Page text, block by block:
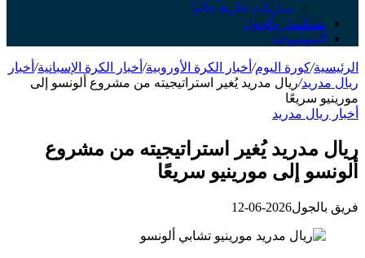
مباريات جارية حالياً
مسلسل بالجول
الموسوعة
الرئيسية/كورة اليوم/ أخبار الكرة الأوروبية/ أخبار الكرة الإسبانية/ أخبار
ريال مدريد/ريال مدريد يُغير استراتيجيته من مشروع ألونسو إلى
مورينيو سريعًا
أخبار ريال مدريد
ريال مدريد يُغير استراتيجيته من مشروع
ألونسو إلى مورينيو سريعًا
فريق بالجول2026-06-12